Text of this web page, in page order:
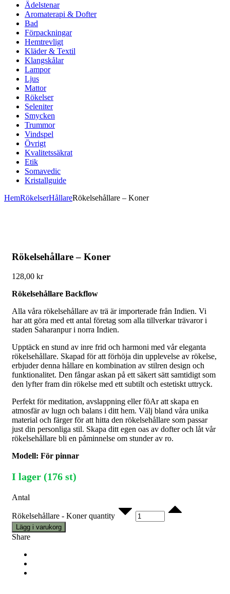
Ädelstenar
Aromaterapi & Dofter
Bad
Förpackningar
Hemtrevligt
Kläder & Textil
Klangskålar
Lampor
Ljus
Mattor
Rökelser
Seleniter
Smycken
Trummor
Vindspel
Övrigt
Kvalitetssäkrat
Etik
Somavedic
Kristallguide
HemRökelserHållareRökelsehållare – Koner
Rökelsehållare – Koner
128,00 kr
Rökelsehållare Backflow
Alla våra rökelsehållare av trä är importerade från Indien. Vi
har att göra med ett antal företag som alla tillverkar trävaror i
staden Saharanpur i norra Indien.
Upptäck en stund av inre frid och harmoni med vår eleganta
rökelsehållare. Skapad för att förhöja din upplevelse av rökelse,
erbjuder denna hållare en kombination av stilren design och
funktionalitet. Den fångar askan på ett säkert sätt samtidigt som
den lyfter fram din rökelse med ett subtilt och estetiskt uttryck.
Perfekt för meditation, avslappning eller föAr att skapa en
atmosfär av lugn och balans i ditt hem. Välj bland våra unika
material och färger för att hitta den rökelsehållare som passar
just din personliga stil. Skapa ditt egen oas av dofter och låt vår
rökelsehållare bli en påminnelse om stunder av ro.
Modell: För pinnar
I lager (176 st)
Antal
Rökelsehållare - Koner quantity
Lägg i varukorg
Share